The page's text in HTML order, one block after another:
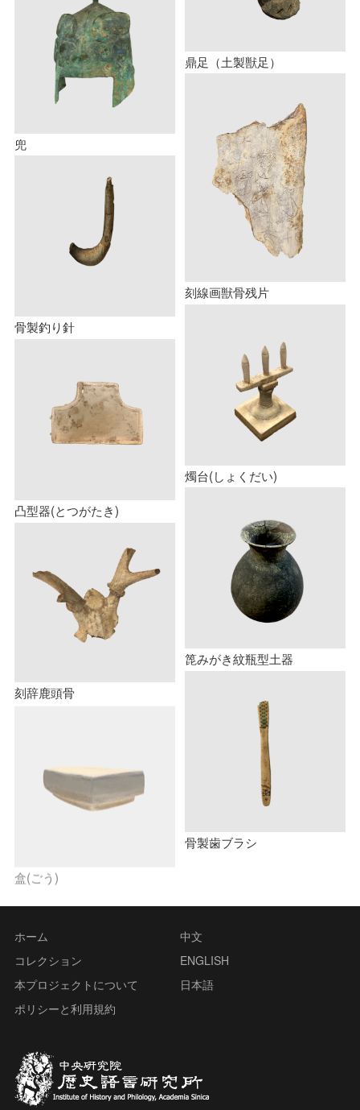
鼎足（土製獣足）
兜
刻線画獣骨残片
骨製釣り針
燭台(しょくだい)
凸型器(とつがたき)
箆みがき紋瓶型土器
刻辞鹿頭骨
骨製歯ブラシ
盒(ごう)
ホーム
コレクション
本プロジェクトについて
ポリシーと利用規約
中文
ENGLISH
日本語